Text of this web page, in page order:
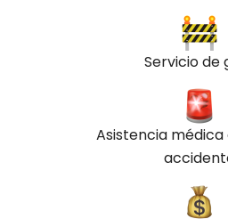
Servicio de
Asistencia médica